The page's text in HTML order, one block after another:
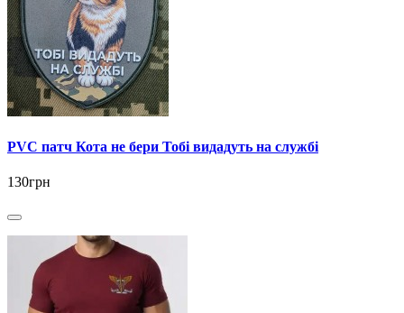
PVC патч Кота не бери Тобі видадуть на службі
130грн